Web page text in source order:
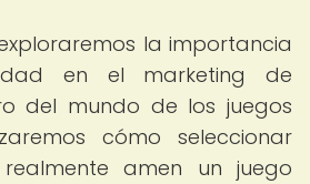
la importancia
en el marketing de
del mundo de los juegos
cómo seleccionar
amen un juego